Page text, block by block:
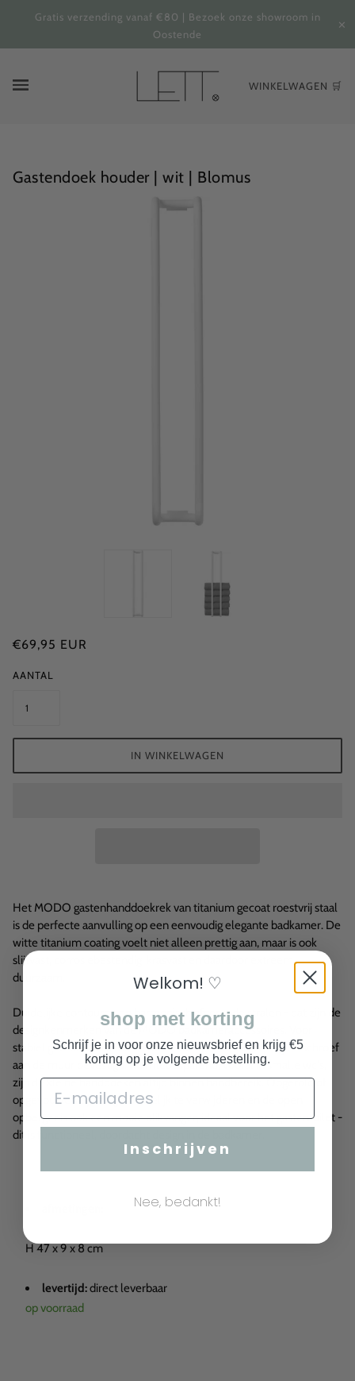
Gratis verzending vanaf €80 | Bezoek onze showroom in
Oostende
✕
WINKELWAGEN 🛒
Gastendoek houder | wit | Blomus
€69,95 EUR
AANTAL
IN WINKELWAGEN
Het MODO gastenhanddoekrek van titanium gecoat roestvrij staal
is de perfecte aanvulling op een eenvoudig elegante badkamer. De
witte titanium coating voelt niet alleen prettig aan, maar is ook
slijtvast, corrosiebestendig, krasvast en daardoor extreem
duurzaam.
Duidelijke contouren en harmonisch afgeronde stralen - dat zijn de
designkenmerken van de MODO badkameraccessoires. Voor
stabiel gebruik wordt de handdoekbeugel met een plug en schroef
aan de muur bevestigd. Ruimtebesparend, vooral in smalle wc's,
zijn de kleine handdoeken altijd binnen handbereik. Opgerold of
opgevouwen zijn ze gemakkelijk te verwijderen en de open
opberger is ook een mooie blikvanger, ideaal voor het gastentoilet -
dit is functioneel, doordacht design in de badkamer.
H 47 x 9 x 8 cm
levertijd:direct leverbaar
op voorraad
Welkom! ♡
shop met korting
Schrijf je in voor onze nieuwsbrief en krijg €5
korting op je volgende bestelling.
Inschrijven
Nee, bedankt!